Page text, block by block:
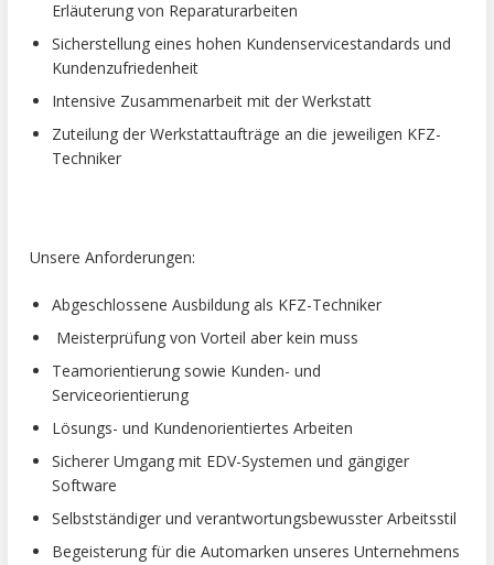
Erläuterung von Reparaturarbeiten
Sicherstellung eines hohen Kundenservicestandards und
Kundenzufriedenheit
Intensive Zusammenarbeit mit der Werkstatt
Zuteilung der Werkstattaufträge an die jeweiligen KFZ-
Techniker
Unsere Anforderungen:
Abgeschlossene Ausbildung als KFZ-Techniker
Meisterprüfung von Vorteil aber kein muss
Teamorientierung sowie Kunden- und
Serviceorientierung
Lösungs- und Kundenorientiertes Arbeiten
Sicherer Umgang mit EDV-Systemen und gängiger
Software
Selbstständiger und verantwortungsbewusster Arbeitsstil
Begeisterung für die Automarken unseres Unternehmens